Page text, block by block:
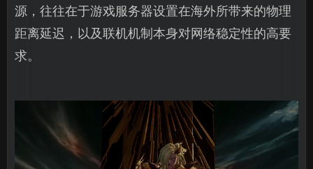
源，往往在于游戏服务器设置在海外所带来的物理
距离延迟，以及联机机制本身对网络稳定性的高要
求。